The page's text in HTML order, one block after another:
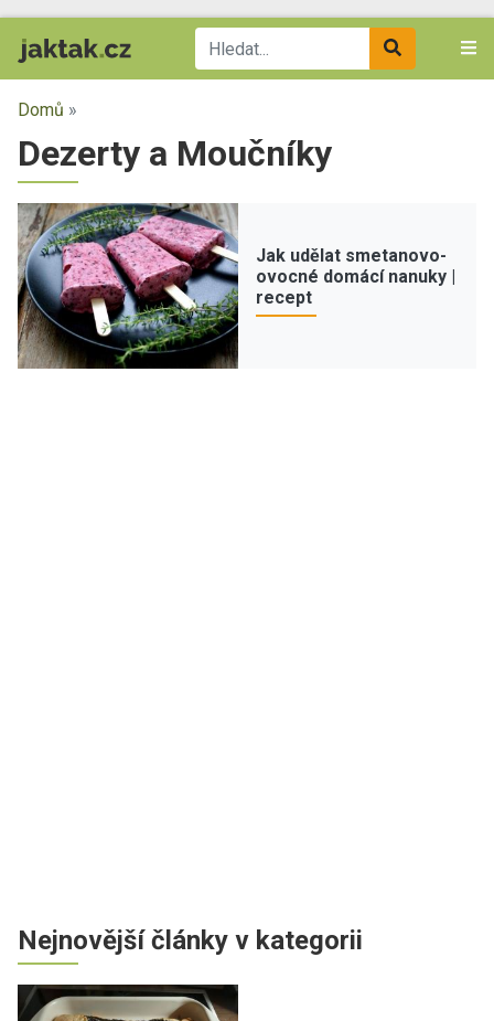
Domů »
Dezerty a Moučníky
Jak udělat smetanovo-
ovocné domácí nanuky |
recept
Nejnovější články v kategorii